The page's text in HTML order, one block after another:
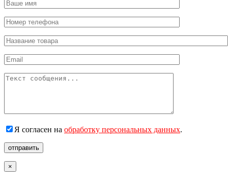
Я согласен на обработку персональных данных.
отправить
×